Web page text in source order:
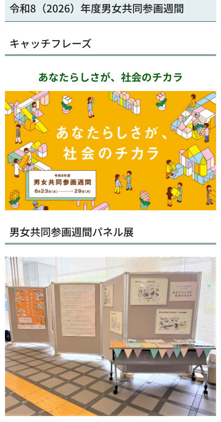
令和8（2026）年度男女共同参画週間
キャッチフレーズ
あなたらしさが、社会のチカラ
男女共同参画週間パネル展